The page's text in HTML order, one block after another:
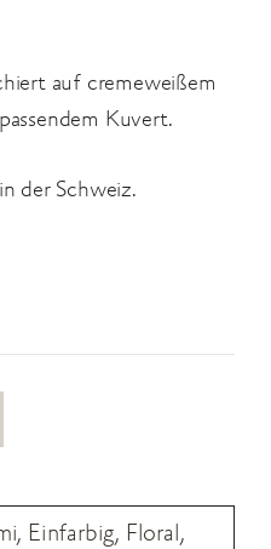
auf cremeweißem
Kuvert.
der Schweiz.
, Einfarbig, Floral ,